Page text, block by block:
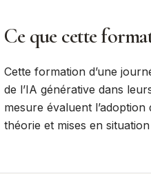
Ce que cette
Cette formation d’une
de l’IA générative dans
mesure évaluent
théorie et mises en